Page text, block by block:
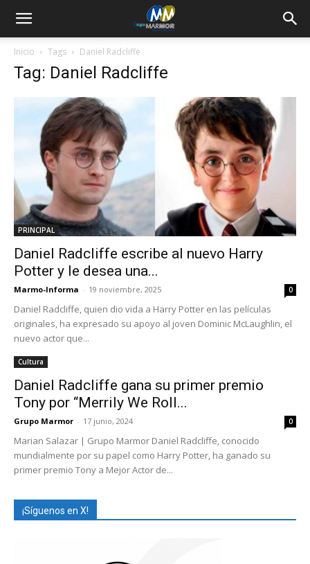
Inicio Tags Daniel Radcliffe
Tag: Daniel Radcliffe
PRINCIPAL
Daniel Radcliffe escribe al nuevo Harry
Potter y le desea una...
Marmo-Informa - 19 noviembre, 2025 0
Daniel Radcliffe, quien dio vida a Harry Potter en las películas
originales, ha expresado su apoyo al joven Dominic McLaughlin, el
nuevo actor que...
Cultura
Daniel Radcliffe gana su primer premio
Tony por “Merrily We Roll...
Grupo Marmor - 17 junio, 2024 0
Marian Salazar | Grupo Marmor Daniel Radcliffe, conocido
mundialmente por su papel como Harry Potter, ha ganado su
primer premio Tony a Mejor Actor de...
¡Síguenos en X!